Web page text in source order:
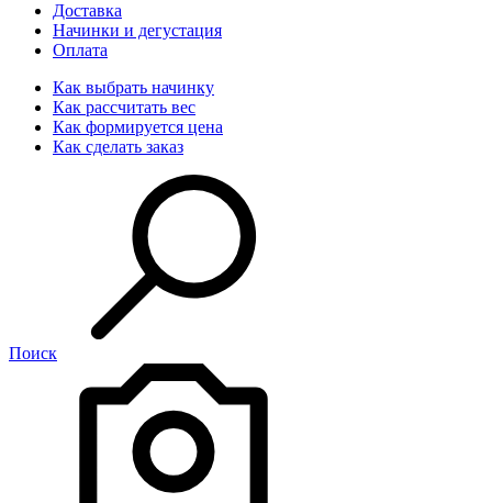
Доставка
Начинки и дегустация
Оплата
Как выбрать начинку
Как рассчитать вес
Как формируется цена
Как сделать заказ
Поиск